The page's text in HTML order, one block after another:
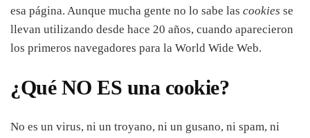
esa página. Aunque mucha gente no lo sabe las cookies se
llevan utilizando desde hace 20 años, cuando aparecieron
los primeros navegadores para la World Wide Web.
¿Qué NO ES una cookie?
No es un virus, ni un troyano, ni un gusano, ni spam, ni